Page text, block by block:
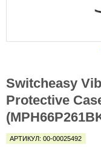
Switcheasy
Protective
АРТИКУЛ: 00-00025492